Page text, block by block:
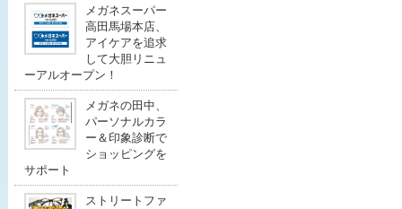
メガネスーパー
高田馬場本店、
アイケアを追求
して大胆リニュ
ーアルオープン！
メガネの田中、
パーソナルカラ
ー＆印象診断で
ショッピングを
サポート
ストリートファ